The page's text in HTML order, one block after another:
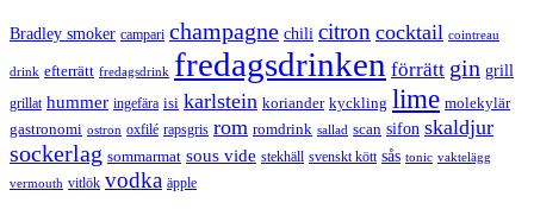
Bradley smoker campari champagne chili citron cocktail cointreau
drink efterrätt fredagsdrink fredagsdrinken förrätt gin grill
grillat hummer ingefära isi karlstein koriander kyckling lime molekylär
gastronomi ostron oxfilé rapsgris rom romdrink sallad scan sifon skaldjur
sockerlag sommarmat sous vide stekhäll svenskt kött sås tonic vaktelägg
vermouth vitlök vodka äpple